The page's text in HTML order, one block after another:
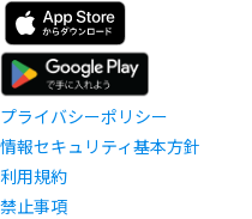
プライバシーポリシー
情報セキュリティ基本方針
利用規約
禁止事項